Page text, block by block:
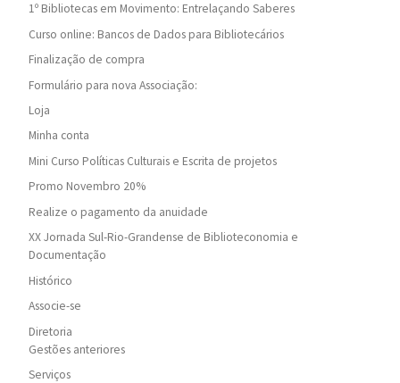
1º Bibliotecas em Movimento: Entrelaçando Saberes
Curso online: Bancos de Dados para Bibliotecários
Finalização de compra
Formulário para nova Associação:
Loja
Minha conta
Mini Curso Políticas Culturais e Escrita de projetos
Promo Novembro 20%
Realize o pagamento da anuidade
XX Jornada Sul-Rio-Grandense de Biblioteconomia e
Documentação
Histórico
Associe-se
Diretoria
Gestões anteriores
Serviços